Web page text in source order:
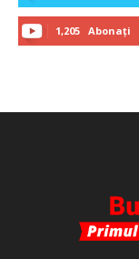
1,205 Abonați